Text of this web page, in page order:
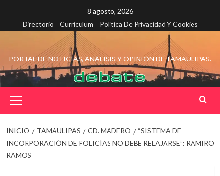
contenido
8 agosto, 2026
Directorio
Curriculum Política De Privacidad Y Cookies
PORTAL DE NOTICIAS, ANÁLISIS Y OPINIÓN DE TAMAULIPAS.
principal
INICIO TAMAULIPAS CD. MADERO
“SISTEMA DE
INCORPORACIÓN DE POLICÍAS NO DEBE RELAJARSE”: RAMIRO
RAMOS